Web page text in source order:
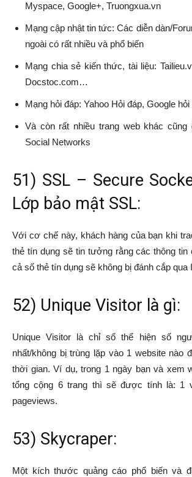
Myspace, Google+, Truongxua.vn
Mạng cập nhật tin tức: Các diễn dàn/
ngoài có rất nhiều và phổ biến
Mạng chia sẻ kiến thức, tài liệu:
Docstoc.com…
Mạng hỏi đáp: Yahoo Hỏi đáp, Google
Và còn rất nhiều trang web khác
Social Networks
51) SSL – Secure
Lớp bảo mật SSL:
Với cơ chế này, khách hàng của bạn khi
thẻ tín dụng sẽ tin tưởng rằng các thông tin
cả số thẻ tín dụng sẽ không bị đánh cắp qua
52) Unique Visitor là gì:
Unique Visitor là chỉ số thể hiện số
nhất/không bị trùng lặp vào 1 website nào
thời gian. Ví dụ, trong 1 ngày bạn và xem
tổng cộng 6 trang thì sẽ được tính là: 1
pageviews.
53) Skycraper:
Một kích thước quảng cáo phổ biến và